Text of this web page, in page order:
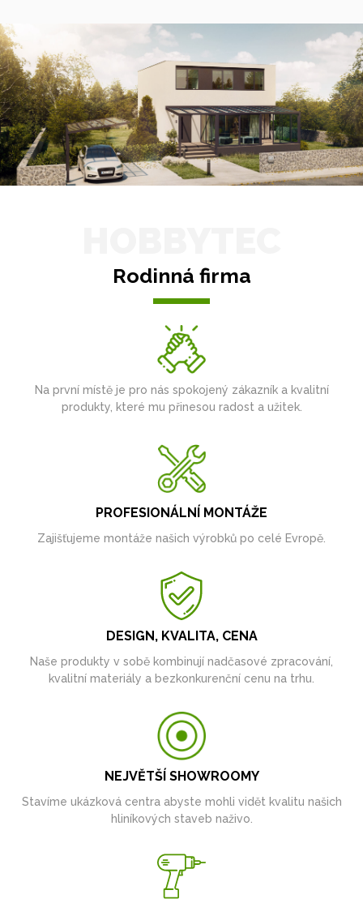
Rodinná firma
Na první místě je pro nás spokojený zákazník a kvalitní
produkty, které mu přinesou radost a užitek.
PROFESIONÁLNÍ MONTÁŽE
Zajišťujeme montáže našich výrobků po celé Evropě.
DESIGN, KVALITA, CENA
Naše produkty v sobě kombinují nadčasové zpracování,
kvalitní materiály a bezkonkurenční cenu na trhu.
NEJVĚTŠÍ SHOWROOMY
Stavíme ukázková centra abyste mohli vidět kvalitu našich
hliníkových staveb naživo.